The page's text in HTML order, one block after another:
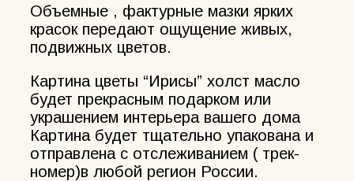
Объемные , фактурные мазки ярких
красок передают ощущение живых,
подвижных цветов.
Картина цветы “Ирисы” холст масло
будет прекрасным подарком или
украшением интерьера вашего дома
Картина будет тщательно упакована и
отправлена с отслеживанием ( трек-
номер)в любой регион России.